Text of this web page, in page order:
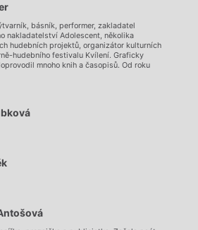
básník, performer, zakladatel
nakladatelství Adolescent, několika
hudebních projektů, organizátor kulturních
hudebního festivalu Kvílení. Graficky
mnoho knih a časopisů. Od roku